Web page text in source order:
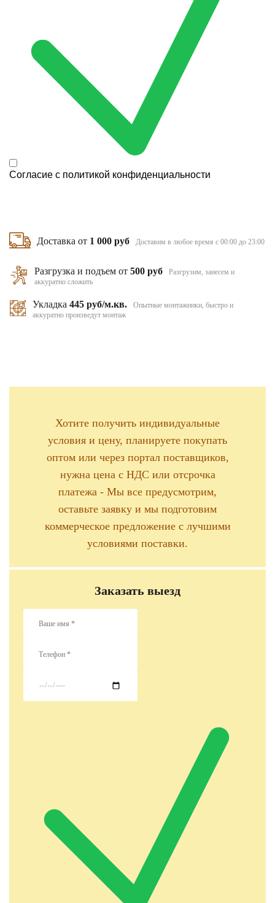
Согласие с политикой конфиденциальности
Доставка от 1 000 руб Доставим в любое время с 00:00 до 23:00
Разгрузка и подъем от500 руб
Разгрузим, занесем и
аккуратно сложить
Укладка 445 руб/м.кв.
Опытные монтажники, быстро и
аккуратно произведут монтаж
Хотите получить индивидуальные
условия и цену, планируете покупать
оптом или через портал поставщиков,
нужна цена с НДС или отсрочка
платежа - Мы все предусмотрим,
оставьте заявку и мы подготовим
коммерческое предложение с лучшими
условиями поставки.
Заказать выезд